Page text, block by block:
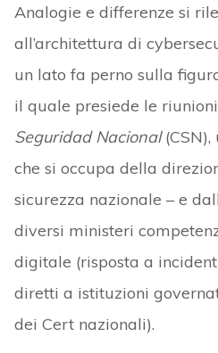
Analogie e differenze si
all’architettura di
un lato fa perno sulla
il quale presiede le
Seguridad Nacional(CSN),
che si occupa della
sicurezza nazionale – e
diversi ministeri
digitale (risposta a
diretti a istituzioni
dei Cert nazionali).